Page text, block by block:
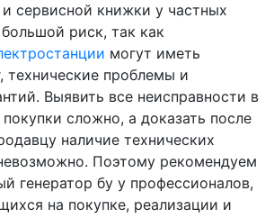
сервисной книжки у частных
риск, так как
могут иметь
технические проблемы и
Выявить все неисправности в
покупки сложно, а доказать после
наличие технических
Поэтому рекомендуем
генератор бу у профессионалов,
на покупке, реализации и